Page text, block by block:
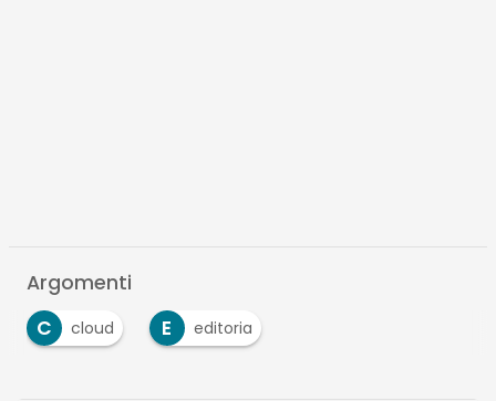
Argomenti
C
cloud E editoria